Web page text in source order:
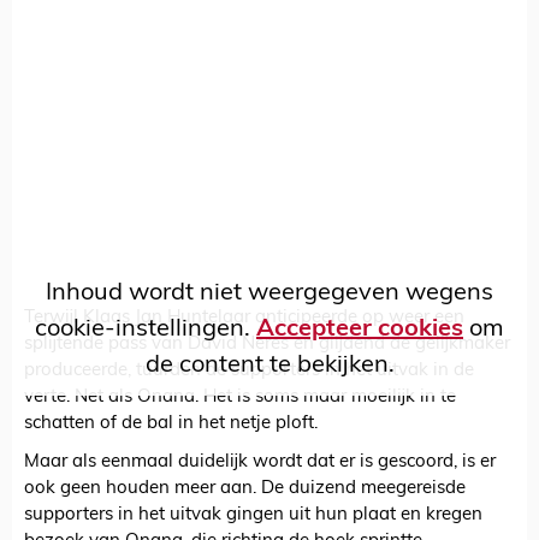
Inhoud wordt niet weergegeven wegens
cookie-instellingen. Accepteer cookies om
de content te bekijken.
Terwijl Klaas Jan Huntelaar anticipeerde op weer een
splijtende pass van David Neres en glijdend de gelijkmaker
produceerde, tuurden de supporters in het uitvak in de
verte. Net als Onana. Het is soms maar moeilijk in te
schatten of de bal in het netje ploft.
Maar als eenmaal duidelijk wordt dat er is gescoord, is er
ook geen houden meer aan. De duizend meegereisde
supporters in het uitvak gingen uit hun plaat en kregen